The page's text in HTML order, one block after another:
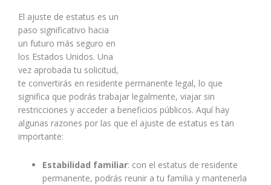
El ajuste de estatus es un
paso significativo hacia
un futuro más seguro en
los Estados Unidos. Una
vez aprobada tu solicitud,
te convertirás en residente permanente legal, lo que
significa que podrás trabajar legalmente, viajar sin
restricciones y acceder a beneficios públicos. Aquí hay
algunas razones por las que el ajuste de estatus es tan
importante:
Estabilidad familiar: con el estatus de residente
permanente, podrás reunir a tu familia y mantenerla